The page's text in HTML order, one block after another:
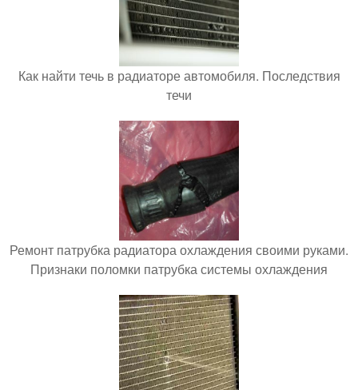
Как найти течь в радиаторе автомобиля. Последствия
течи
Ремонт патрубка радиатора охлаждения своими руками.
Признаки поломки патрубка системы охлаждения